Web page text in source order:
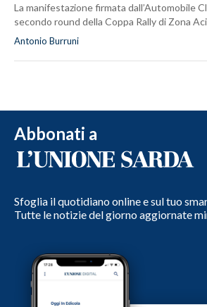
La manifestazione firmata dall’Automobile
secondo round della Coppa Rally di Zona
Antonio Burruni
Abbonati a
Sfoglia il quotidiano online e sul tuo
Tutte le notizie del giorno aggiornate